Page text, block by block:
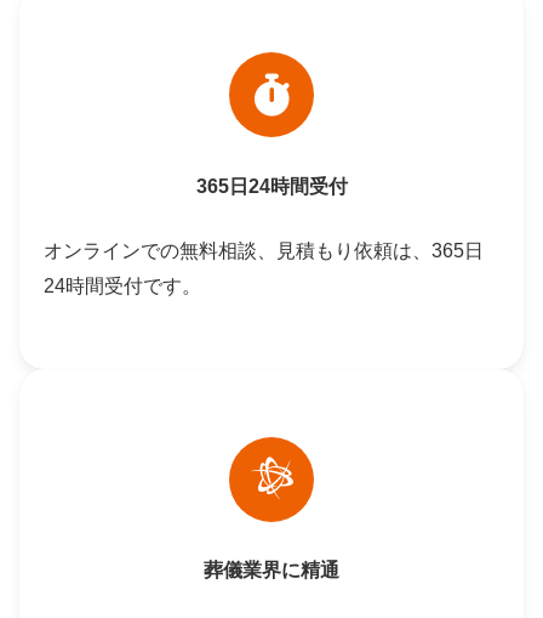
365日24時間受付
オンラインでの無料相談、見積もり依頼は、365日
24時間受付です。
葬儀業界に精通